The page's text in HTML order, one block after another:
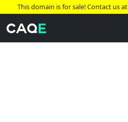
This domain is for sale! Contact us at